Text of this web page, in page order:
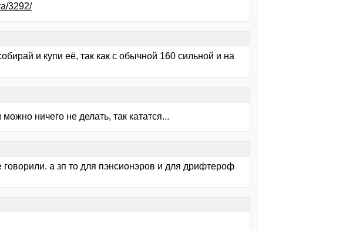
3292/
и купи её, так как с обычной 160 сильной и на
ничего не делать, так кататся...
а зп то для пэнсионэров и для дрифтероф